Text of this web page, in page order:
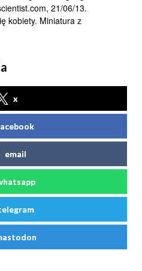
21/06/13.
kobiety. Miniatura z
x
email